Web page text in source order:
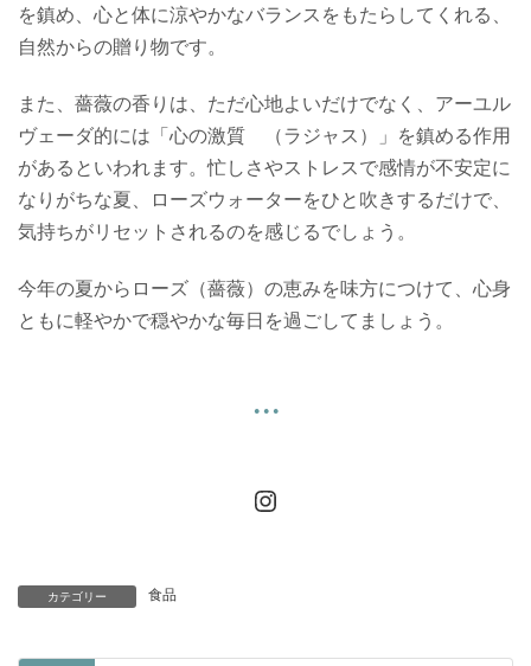
を鎮め、心と体に涼やかなバランスをもたらしてくれる、
自然からの贈り物です。
また、薔薇の香りは、ただ心地よいだけでなく、アーユル
ヴェーダ的には「心の激質 （ラジャス）」を鎮める作用
があるといわれます。忙しさやストレスで感情が不安定に
なりがちな夏、ローズウォーターをひと吹きするだけで、
気持ちがリセットされるのを感じるでしょう。
今年の夏からローズ（薔薇）の恵みを味方につけて、心身
ともに軽やかで穏やかな毎日を過ごしてましょう。
● ● ●
Instagram
カテゴリー 食品